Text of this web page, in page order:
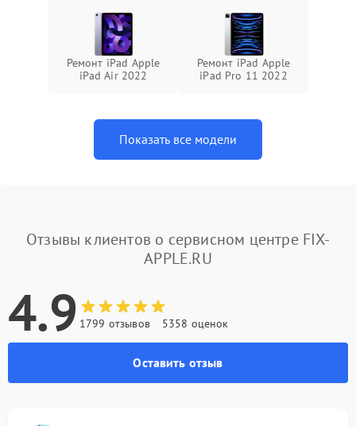
Ремонт iPad Apple
iPad Air 2022
Ремонт iPad Apple
iPad Pro 11 2022
Показать все модели
Отзывы клиентов о сервисном центре FIX-
APPLE.RU
4.9 1799 отзывов 5358 оценок
Оставить отзыв